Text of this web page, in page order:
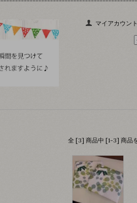
マイアカウント
全 [3] 商品中 [1-3] 商品